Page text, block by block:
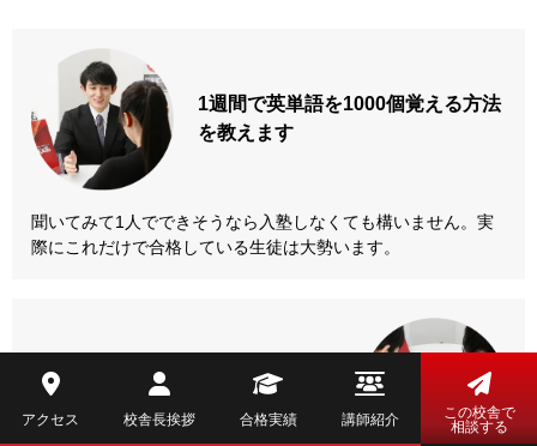
1週間で英単語を1000個覚える方法
を教えます
聞いてみて1人でできそうなら入塾しなくても構いません。実
際にこれだけで合格している生徒は大勢います。
参考書を 完璧にする方法 を教えます
アクセス 校舎長挨拶 合格実績 講師紹介
この校舎で
相談する